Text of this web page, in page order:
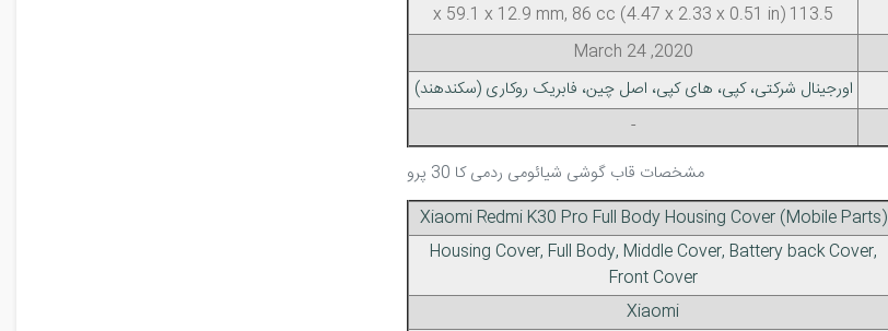
مشخصات قاب گوشی شیائومی ردمی کا 30 پرو
113.5 x 59.1 x 12.9 mm, 86 cc (4.47 x 2.33 x 0.51 in)
2020, March 24
اورجینال شرکتی، کپی، های کپی، اصل چین، فابریک روکاری (سکند‌هند)
-
Xiaomi Redmi K30 Pro Full Body Housing Cover (Mobile Parts)
Housing Cover, Full Body, Middle Cover, Battery back Cover,
Front Cover
Xiaomi